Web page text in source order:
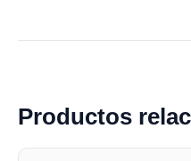
Productos